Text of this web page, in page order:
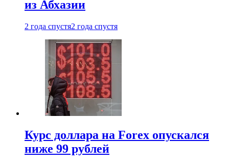
из Абхазии
2 года спустя2 года спустя
Курс доллара на Forex опускался
ниже 99 рублей